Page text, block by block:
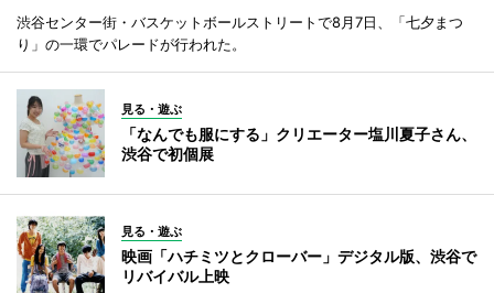
渋谷センター街・バスケットボールストリートで8月7日、「七夕まつ
り」の一環でパレードが行われた。
見る・遊ぶ
「なんでも服にする」クリエーター塩川夏子さん、
渋谷で初個展
見る・遊ぶ
映画「ハチミツとクローバー」デジタル版、渋谷で
リバイバル上映